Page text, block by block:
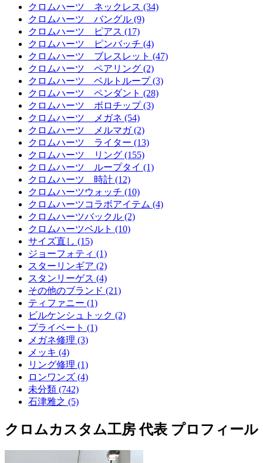
クロムハーツ ネックレス (34)
クロムハーツ バングル (9)
クロムハーツ ピアス (17)
クロムハーツ ピンバッチ (4)
クロムハーツ ブレスレット (47)
クロムハーツ ペアリング (2)
クロムハーツ ベルトループ (3)
クロムハーツ ペンダント (28)
クロムハーツ ボロチップ (3)
クロムハーツ メガネ (54)
クロムハーツ メルマガ (2)
クロムハーツ ライター (13)
クロムハーツ リング (155)
クロムハーツ ループタイ (1)
クロムハーツ 時計 (12)
クロムハーツウォッチ (10)
クロムハーツコラボアイテム (4)
クロムハーツバックル (2)
クロムハーツベルト (10)
サイズ直し (15)
ジョーフォティ (1)
スターリンギア (2)
スタンリーゲス (4)
その他のブランド (21)
ティファニー (1)
ビルケンシュトック (2)
プライベート (1)
メガネ修理 (3)
メッキ (4)
リング修理 (1)
ロンワンズ (4)
未分類 (742)
石津雅之 (5)
クロムカスタム工房 代表 プロフィール